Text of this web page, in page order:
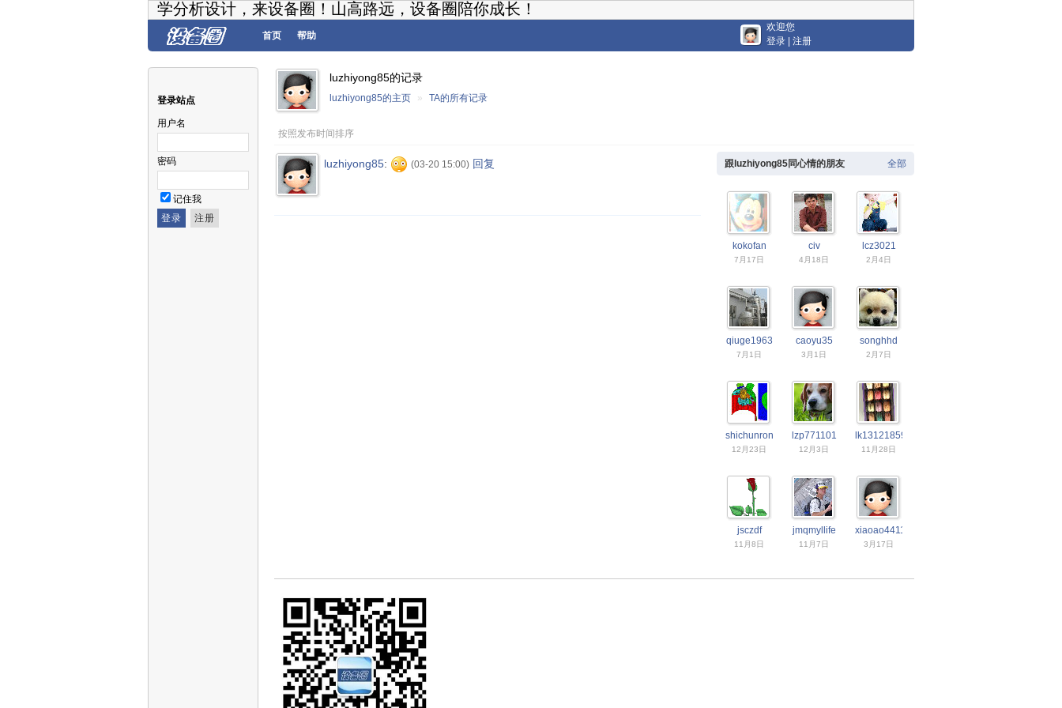
学分析设计，来设备圈！山高路远，设备圈陪你成长！
首页 帮助
欢迎您
登录
注册
登录站点
用户名
密码
记住我
luzhiyong85的记录
luzhiyong85的主页 » TA的所有记录
按照发布时间排序
luzhiyong85: (03-20 15:00) 回复 全部
跟luzhiyong85同心情的朋友
kokofan
7月17日
civ
4月18日
lcz3021
2月4日
qiuge1963
7月1日
caoyu35
3月1日
songhhd
2月7日
shichunrong
12月23日
lzp771101
12月3日
lk1312185943
11月28日
jsczdf
11月8日
jmqmyllife
11月7日
xiaoao4411
3月17日